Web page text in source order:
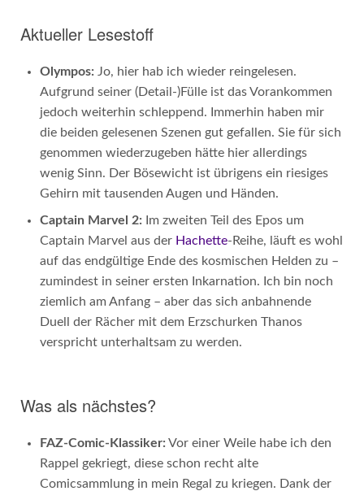
Aktueller Lesestoff
Olympos: Jo, hier hab ich wieder reingelesen.
Aufgrund seiner (Detail-)Fülle ist das Vorankommen
jedoch weiterhin schleppend. Immerhin haben mir
die beiden gelesenen Szenen gut gefallen. Sie für sich
genommen wiederzugeben hätte hier allerdings
wenig Sinn. Der Bösewicht ist übrigens ein riesiges
Gehirn mit tausenden Augen und Händen.
Captain Marvel 2: Im zweiten Teil des Epos um
Captain Marvel aus der Hachette-Reihe, läuft es wohl
auf das endgültige Ende des kosmischen Helden zu –
zumindest in seiner ersten Inkarnation. Ich bin noch
ziemlich am Anfang – aber das sich anbahnende
Duell der Rächer mit dem Erzschurken Thanos
verspricht unterhaltsam zu werden.
Was als nächstes?
FAZ-Comic-Klassiker: Vor einer Weile habe ich den
Rappel gekriegt, diese schon recht alte
Comicsammlung in mein Regal zu kriegen. Dank der